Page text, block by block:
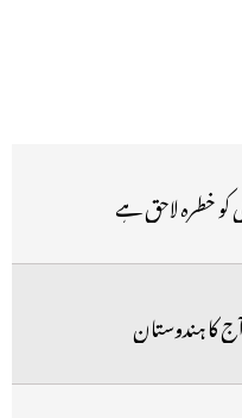
خطرہ لاحق ہے
کا ہندوستان